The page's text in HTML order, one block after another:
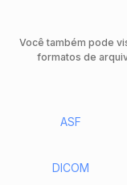
Você também pode
formatos de
ASF
DICOM